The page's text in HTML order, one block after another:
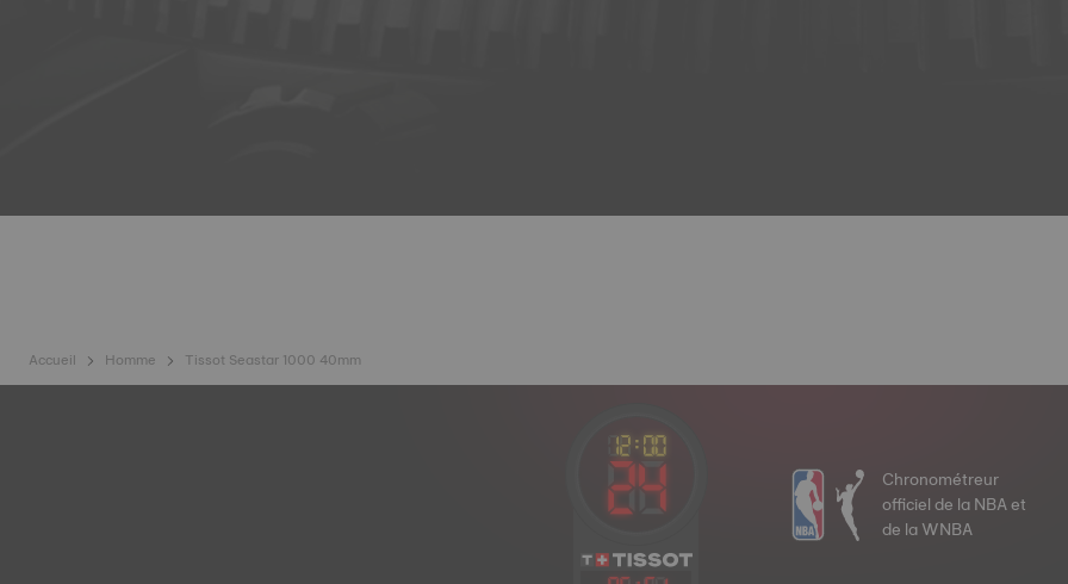
Accueil Homme Tissot Seastar 1000 40mm
Chronométreur
officiel de la NBA et
de la WNBA